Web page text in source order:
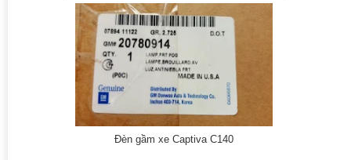
Đèn gầm xe Captiva C140